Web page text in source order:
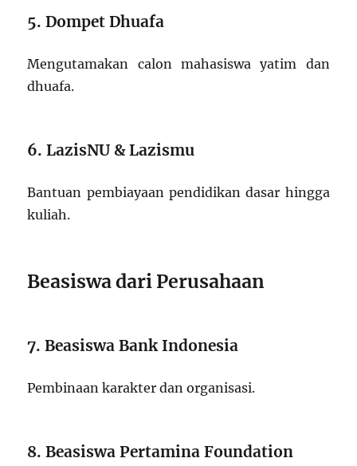
5. Dompet Dhuafa
Mengutamakan calon mahasiswa yatim dan
dhuafa.
6. LazisNU & Lazismu
Bantuan pembiayaan pendidikan dasar hingga
kuliah.
Beasiswa dari Perusahaan
7. Beasiswa Bank Indonesia
Pembinaan karakter dan organisasi.
8. Beasiswa Pertamina Foundation